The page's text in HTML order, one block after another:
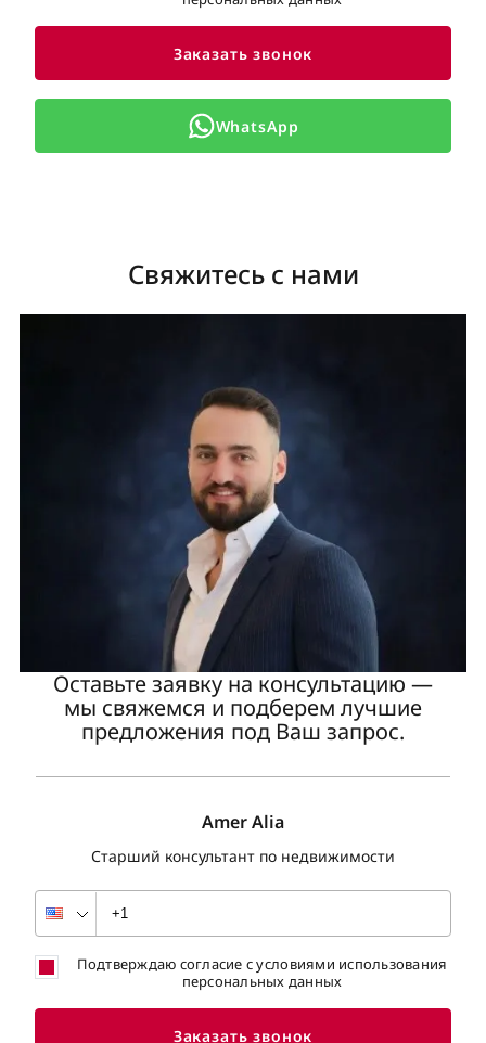
Заказать звонок
WhatsApp
Свяжитесь с нами
Оставьте заявку на консультацию —
мы свяжемся и подберем лучшие
предложения под Ваш запрос.
Amer Alia
Старший консультант по недвижимости
Подтверждаю согласие с условиями использования
персональных данных
Заказать звонок